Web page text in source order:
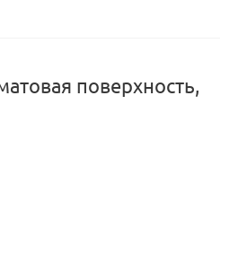
поверхность,